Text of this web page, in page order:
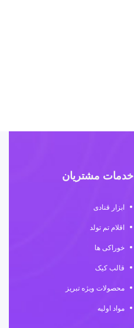
خدمات مشتریان
ابزار قنادی
اقلام تم تولد
خوراکی ها
قالب کیک
محصولات ویژه تبریز
مواد اولیه